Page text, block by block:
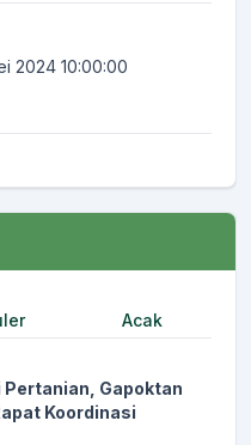
2024 10:00:00
Acak
Gapoktan
Koordinasi